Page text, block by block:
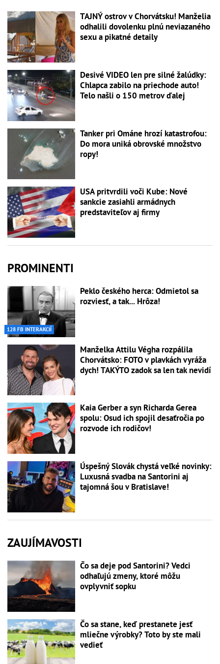
TAJNÝ ostrov v Chorvátsku! Manželia
odhalili dovolenku plnú neviazaného
sexu a pikatné detaily
Desivé VIDEO len pre silné žalúdky:
Chlapca zabilo na priechode auto!
Telo našli o 150 metrov ďalej
Tanker pri Ománe hrozí katastrofou:
Do mora uniká obrovské množstvo
ropy!
USA pritvrdili voči Kube: Nové
sankcie zasiahli armádnych
predstaviteľov aj firmy
PROMINENTI
128 FB INTERAKCIÍ
Peklo českého herca: Odmietol sa
rozviesť, a tak... Hrôza!
Manželka Attilu Végha rozpálila
Chorvátsko: FOTO v plavkách vyráža
dych! TAKÝTO zadok sa len tak nevidí
Kaia Gerber a syn Richarda Gerea
spolu: Osud ich spojil desaťročia po
rozvode ich rodičov!
Úspešný Slovák chystá veľké novinky:
Luxusná svadba na Santorini aj
tajomná šou v Bratislave!
ZAUJÍMAVOSTI
Čo sa deje pod Santorini? Vedci
odhaľujú zmeny, ktoré môžu
ovplyvniť sopku
Čo sa stane, keď prestanete jesť
mliečne výrobky? Toto by ste mali
vedieť